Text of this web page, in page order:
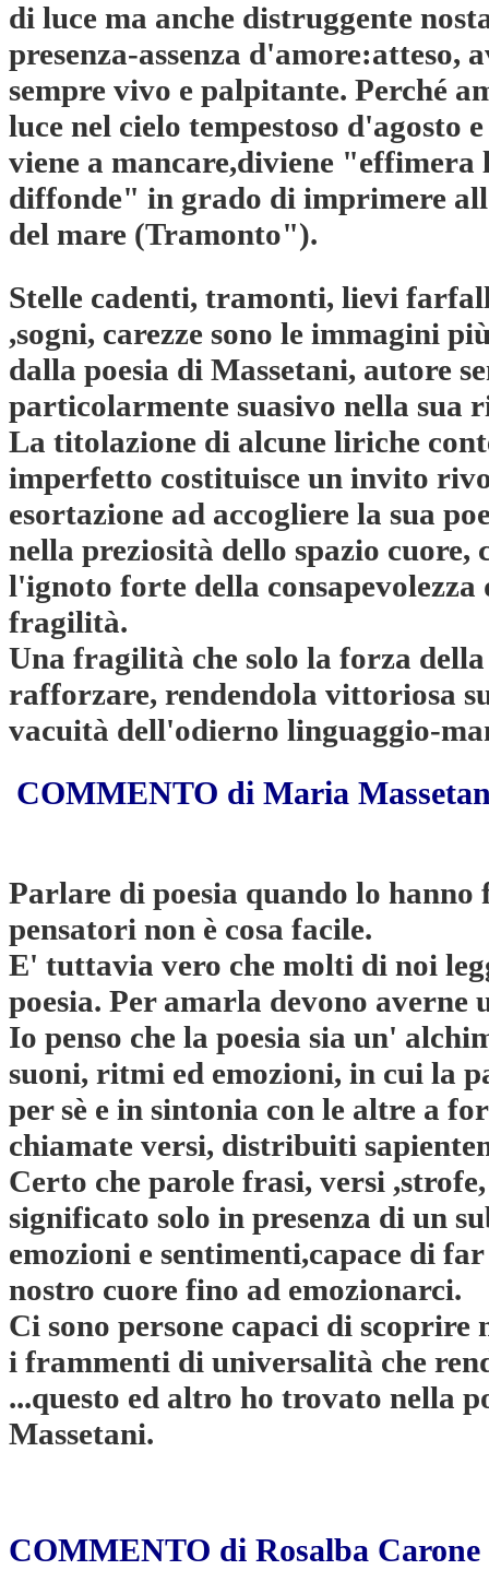
di luce ma anche distruggente
presenza-assenza d'amore:atteso,
sempre vivo e palpitante. Perché
luce nel cielo tempestoso d'agosto
viene a mancare,diviene "effimera
diffonde" in grado di imprimere
del mare (Tramonto").
Stelle cadenti, tramonti, lievi
,sogni, carezze sono le immagini
dalla poesia di Massetani, autore
particolarmente suasivo nella sua
La titolazione di alcune liriche
imperfetto costituisce un invito
esortazione ad accogliere la sua
nella preziosità dello spazio cuore,
l'ignoto forte della
fragilità.
Una fragilità che solo la forza
rafforzare, rendendola vittoriosa
vacuità dell'odierno linguaggio-
COMMENTO di Maria
Parlare di poesia quando lo
pensatori non è cosa facile.
E' tuttavia vero che molti di noi
poesia. Per amarla devono averne
Io penso che la poesia sia un'
suoni, ritmi ed emozioni, in cui la
per sè e in sintonia con le altre a
chiamate versi, distribuiti
Certo che parole frasi, versi
significato solo in presenza di un
emozioni e sentimenti,capace di
nostro cuore fino ad emozionarci.
Ci sono persone capaci di
i frammenti di universalità che
...questo ed altro ho trovato nella
Massetani.
COMMENTO di Rosalba Carone